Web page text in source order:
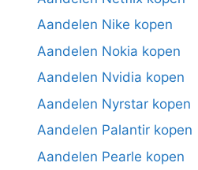
Aandelen Nike kopen
Aandelen Nokia kopen
Aandelen Nvidia kopen
Aandelen Nyrstar kopen
Aandelen Palantir kopen
Aandelen Pearle kopen